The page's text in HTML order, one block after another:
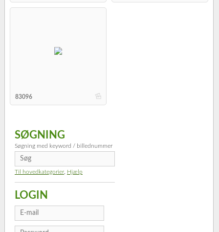
b
83096
SØGNING
Søgning med keyword / billednummer
Til hovedkategorier Hjælp
LOGIN